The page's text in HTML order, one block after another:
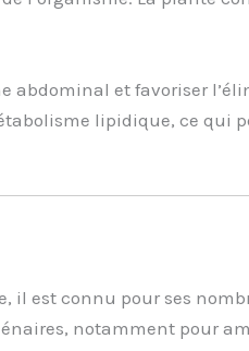
abdominal et favoriser
lipidique, ce qui
il est connu pour ses
notamment pour